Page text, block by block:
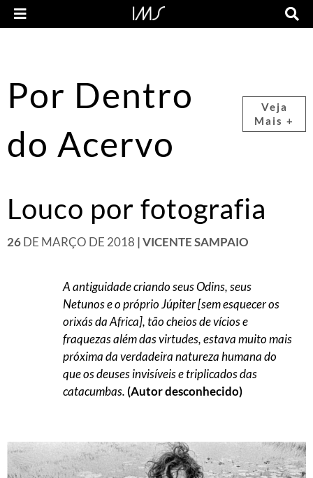
Por Dentro
do Acervo
Veja
Mais +
Louco por fotografia
26DE MARÇO DE 2018 | VICENTE SAMPAIO
A antiguidade criando seus Odins, seus
Netunos e o próprio Júpiter [sem esquecer os
orixás da Africa], tão cheios de vícios e
fraquezas além das virtudes, estava muito mais
próxima da verdadeira natureza humana do
que os deuses invisíveis e triplicados das
catacumbas. (Autor desconhecido)